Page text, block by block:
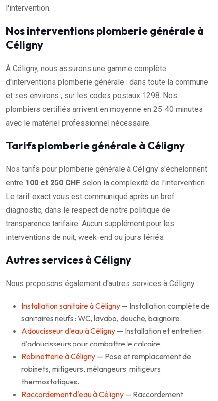
l'intervention.
Nos interventions plomberie générale à
Céligny
À Céligny, nous assurons une gamme complète
d'interventions plomberie générale : dans toute la commune
et ses environs , sur les codes postaux 1298. Nos
plombiers certifiés arrivent en moyenne en 25-40 minutes
avec le matériel professionnel nécessaire.
Tarifs plomberie générale à Céligny
Nos tarifs pour plomberie générale à Céligny s'échelonnent
entre 100 et 250 CHF selon la complexité de l'intervention.
Le tarif exact vous est communiqué après un bref
diagnostic, dans le respect de notre politique de
transparence tarifaire. Aucun supplément pour les
interventions de nuit, week-end ou jours fériés.
Autres services à Céligny
Nous proposons également d'autres services à Céligny :
Installation sanitaire à Céligny — Installation complète de
sanitaires neufs : WC, lavabo, douche, baignoire.
Adoucisseur d'eau à Céligny — Installation et entretien
d'adoucisseurs pour combattre le calcaire.
Robinetterie à Céligny — Pose et remplacement de
robinets, mitigeurs, mélangeurs, mitigeurs
thermostatiques.
Raccordement d'eau à Céligny — Raccordement